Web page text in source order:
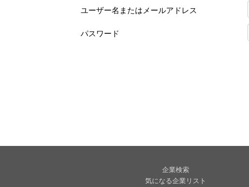
ユーザー名またはメールアドレス
パスワード
企業検索
気になる企業リスト